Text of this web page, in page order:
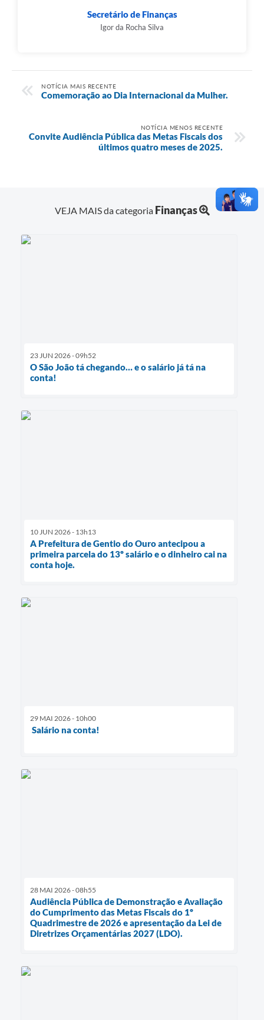
Secretário de Finanças
Igor da Rocha Silva
NOTÍCIA MAIS RECENTE
Comemoração ao Dia Internacional da Mulher.
NOTÍCIA MENOS RECENTE
Convite Audiência Pública das Metas Fiscais dos
últimos quatro meses de 2025.
VEJA MAIS da categoria Finanças
23 JUN 2026 - 09h52
O São João tá chegando… e o salário já tá na
conta!
10 JUN 2026 - 13h13
A Prefeitura de Gentio do Ouro antecipou a
primeira parcela do 13º salário e o dinheiro cai na
conta hoje.
29 MAI 2026 - 10h00
Salário na conta!
28 MAI 2026 - 08h55
Audiência Pública de Demonstração e Avaliação
do Cumprimento das Metas Fiscais do 1º
Quadrimestre de 2026 e apresentação da Lei de
Diretrizes Orçamentárias 2027 (LDO).